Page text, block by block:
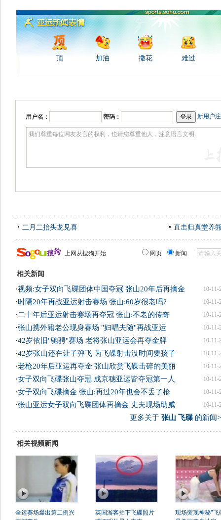
顶 加油 撒花 难过
用户名： 密码： 新用户
二月二抬头龙见喜 直击归真堂养
上网从搜狗开始 网页 新闻
相关新闻
10-11-
·视频:女子双向飞碟团体中国夺冠 张山20年后再摘金
10-11-
·时隔20年再战亚运射击赛场 张山:60岁很老吗?
10-11-
·二十年后亚运射击赛场再夺冠 张山:不老的传奇
10-11-
·张山携外籍老公现身赛场 "妇唱夫随"再战亚运
10-11-
·42岁依旧"驰骋"赛场 老将张山亚运会再夺金牌
10-11-
·42岁张山还在让子弹飞 为飞碟射击没时间要孩子
10-11-
·老枪20年后亚运再夺金 张山欣赏飞碟击碎的美丽
10-11-
·女子双向飞碟张山夺冠 成京穗亚运皆夺冠第一人
10-11-
·女子双向飞碟摘金 张山:再过20年也会不丢了枪
10-11-
·张山亚运女子双向飞碟团体再摘金 丈夫现场助威
更多关于 张山 飞碟的新闻
相关视频新闻
全运赛场爆出第二例兴
英国游客拍下飞碟照片
现场突现神秘"飞